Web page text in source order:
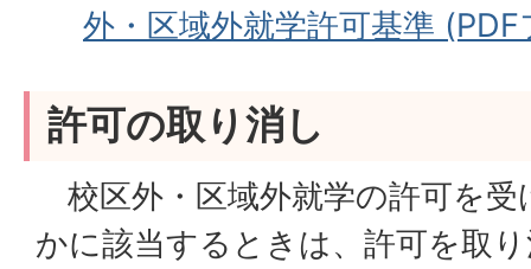
外・区域外就学許可基準
許可の取り消し
校区外・区域外就学の許可を
かに該当するときは、許可を取